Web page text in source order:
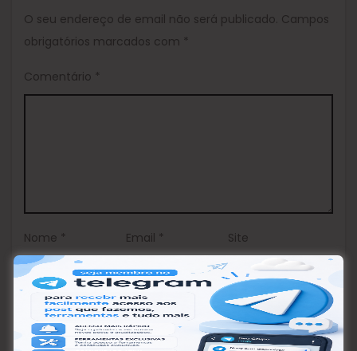
O seu endereço de email não será publicado. Campos
obrigatórios marcados com *
Comentário *
Nome * Email * Site